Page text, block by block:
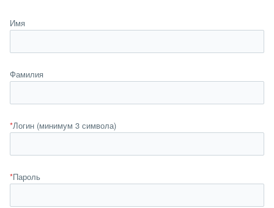
Имя
Фамилия
*Логин (минимум 3 символа)
*Пароль